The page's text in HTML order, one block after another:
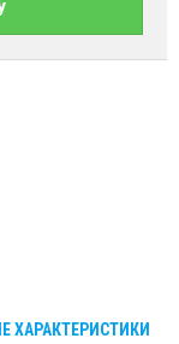
ХАРАКТЕРИСТИКИ